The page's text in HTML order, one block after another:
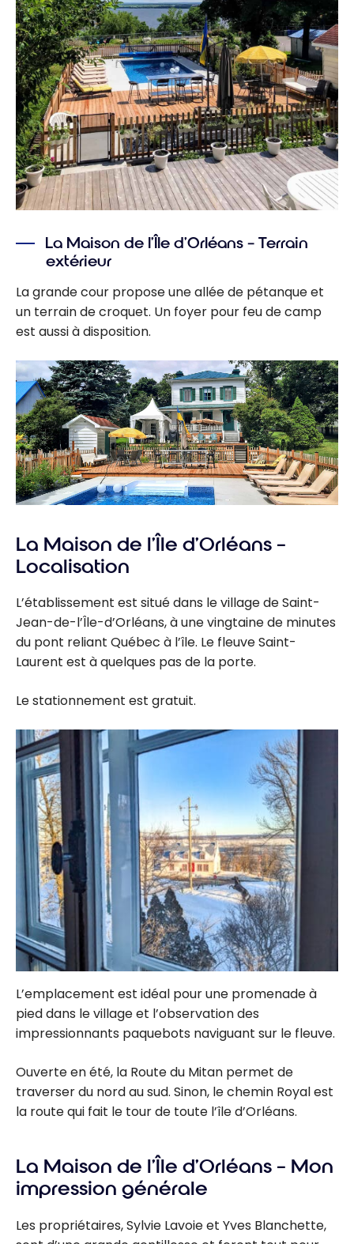
La Maison de l’Île d’Orléans – Terrain
extérieur
La grande cour propose une allée de pétanque et
un terrain de croquet. Un foyer pour feu de camp
est aussi à disposition.
La Maison de l’Île d’Orléans –
Localisation
L’établissement est situé dans le village de Saint-
Jean-de-l’Île-d’Orléans, à une vingtaine de minutes
du pont reliant Québec à l’île. Le fleuve Saint-
Laurent est à quelques pas de la porte.
Le stationnement est gratuit.
L’emplacement est idéal pour une promenade à
pied dans le village et l’observation des
impressionnants paquebots naviguant sur le fleuve.
Ouverte en été, la Route du Mitan permet de
traverser du nord au sud. Sinon, le chemin Royal est
la route qui fait le tour de toute l’île d’Orléans.
La Maison de l’Île d’Orléans – Mon
impression générale
Les propriétaires, Sylvie Lavoie et Yves Blanchette,